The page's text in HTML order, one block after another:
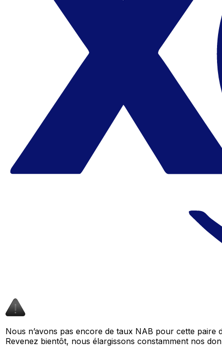
Nous n’avons pas encore de taux NAB pour cette
Revenez bientôt, nous élargissons constamment nos